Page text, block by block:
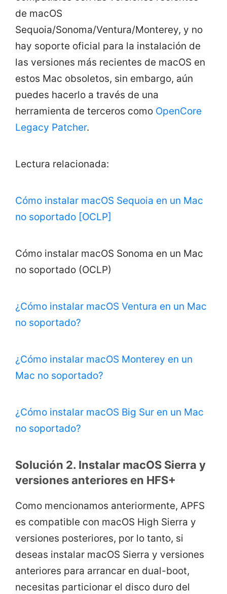
de macOS
Sequoia/Sonoma/Ventura/Monterey, y no
hay soporte oficial para la instalación de
las versiones más recientes de macOS en
estos Mac obsoletos, sin embargo, aún
puedes hacerlo a través de una
herramienta de terceros como OpenCore
Legacy Patcher.
Lectura relacionada:
Cómo instalar macOS Sequoia en un Mac
no soportado [OCLP]
Cómo instalar macOS Sonoma en un Mac
no soportado (OCLP)
¿Cómo instalar macOS Ventura en un Mac
no soportado?
¿Cómo instalar macOS Monterey en un
Mac no soportado?
¿Cómo instalar macOS Big Sur en un Mac
no soportado?
Solución 2. Instalar macOS Sierra y
versiones anteriores en HFS+
Como mencionamos anteriormente, APFS
es compatible con macOS High Sierra y
versiones posteriores, por lo tanto, si
deseas instalar macOS Sierra y versiones
anteriores para arrancar en dual-boot,
necesitas particionar el disco duro del